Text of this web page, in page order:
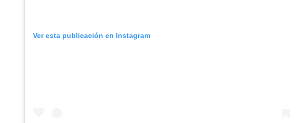
Ver esta publicación en Instagram